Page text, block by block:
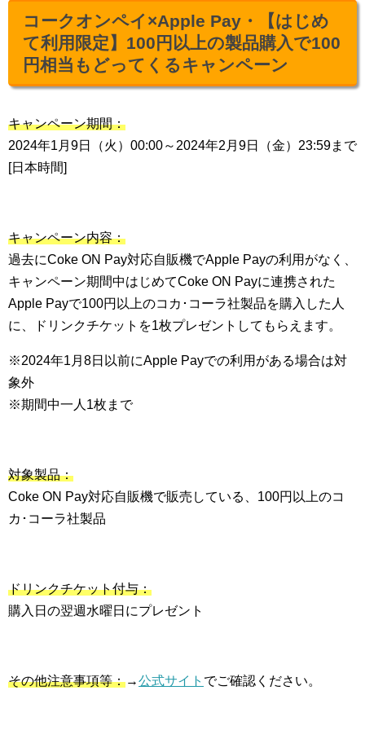
コークオンペイ×Apple Pay・【はじめ
て利用限定】100円以上の製品購入で100
円相当もどってくるキャンペーン
キャンペーン期間：
2024年1月9日（火）00:00～2024年2月9日（金）23:59まで
[日本時間]
キャンペーン内容：
過去にCoke ON Pay対応自販機でApple Payの利用がなく、
キャンペーン期間中はじめてCoke ON Payに連携された
Apple Payで100円以上のコカ･コーラ社製品を購入した人
に、ドリンクチケットを1枚プレゼントしてもらえます。
※2024年1月8日以前にApple Payでの利用がある場合は対
象外
※期間中一人1枚まで
対象製品：
Coke ON Pay対応自販機で販売している、100円以上のコ
カ･コーラ社製品
ドリンクチケット付与：
購入日の翌週水曜日にプレゼント
その他注意事項等：→公式サイト でご確認ください。